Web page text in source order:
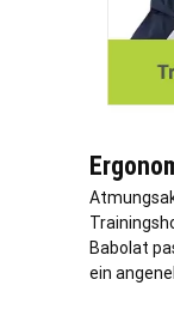
Babolat
ein